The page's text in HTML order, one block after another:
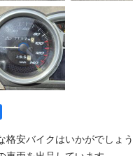
格安バイクはいかがでしょ